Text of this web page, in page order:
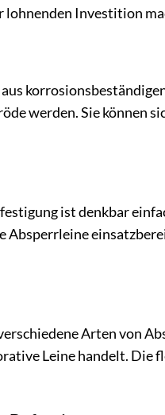
lohnenden Investition
werden. Sie können
ist denkbar
Absperrleine
Arten von
Leine handelt.